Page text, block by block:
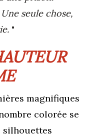
seule chose,
"
magnifiques
colorée se
silhouettes